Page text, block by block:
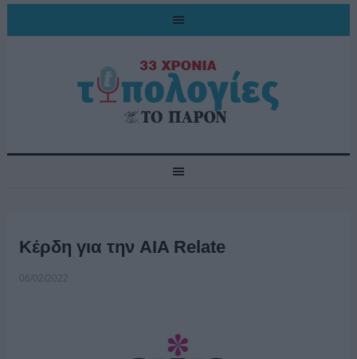
Κέρδη για την AIA Relate
06/02/2022